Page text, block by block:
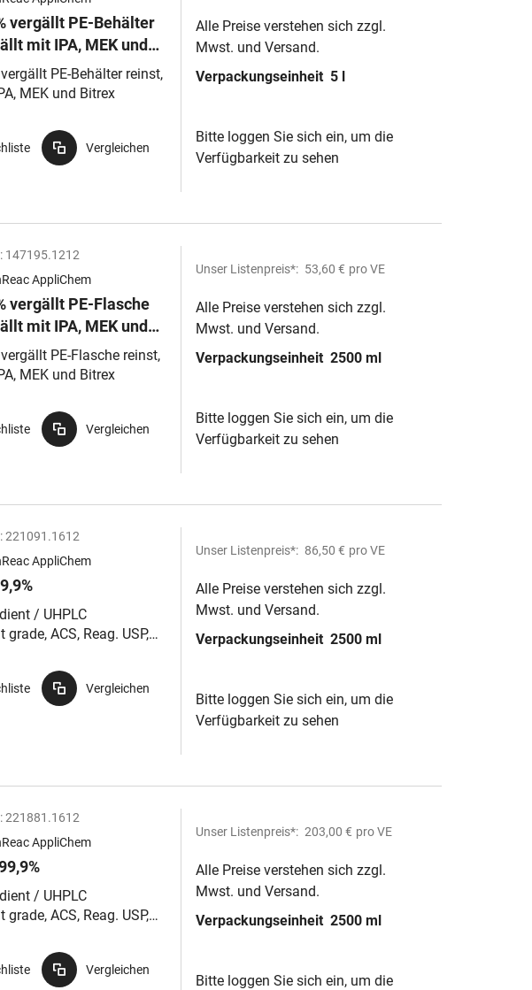
vergällt PE-Behälter
mit IPA, MEK und
PE-Behälter reinst,
MEK und Bitrex
Vergleichen
Alle Preise verstehen sich zzgl.
Mwst. und Versand.
Verpackungseinheit 5 l
Bitte loggen Sie sich ein, um die
Verfügbarkeit zu sehen
147195.1212
AppliChem
vergällt PE-Flasche
mit IPA, MEK und
PE-Flasche reinst,
MEK und Bitrex
Vergleichen
Unser Listenpreis*: 53,60 € pro VE
Alle Preise verstehen sich zzgl.
Mwst. und Versand.
Verpackungseinheit 2500 ml
Bitte loggen Sie sich ein, um die
Verfügbarkeit zu sehen
221091.1612
AppliChem
/ UHPLC
ACS, Reag. USP,
Vergleichen
Unser Listenpreis*: 86,50 € pro VE
Alle Preise verstehen sich zzgl.
Mwst. und Versand.
Verpackungseinheit 2500 ml
Bitte loggen Sie sich ein, um die
Verfügbarkeit zu sehen
221881.1612
AppliChem
/ UHPLC
ACS, Reag. USP,
Vergleichen
Unser Listenpreis*: 203,00 € pro VE
Alle Preise verstehen sich zzgl.
Mwst. und Versand.
Verpackungseinheit 2500 ml
Bitte loggen Sie sich ein, um die